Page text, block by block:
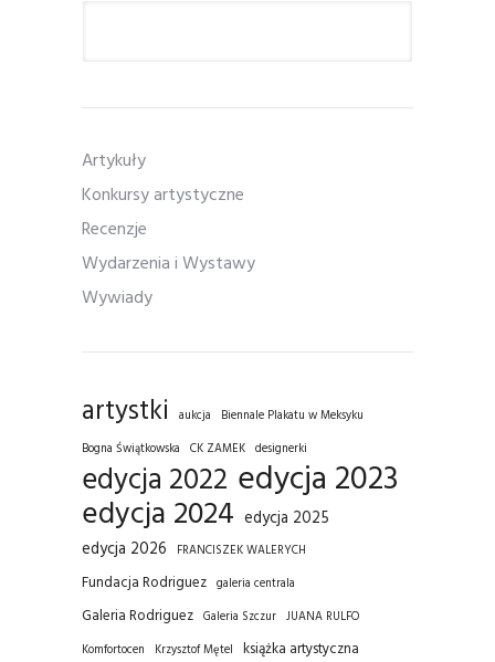
Artykuły
Konkursy artystyczne
Recenzje
Wydarzenia i Wystawy
Wywiady
artystki aukcja
Biennale Plakatu w Meksyku
Bogna Świątkowska CK ZAMEK designerki
edycja 2022 edycja 2023
edycja 2024 edycja 2025
edycja 2026
FRANCISZEK WALERYCH
Fundacja Rodriguez galeria centrala
Galeria Rodriguez Galeria Szczur JUANA RULFO
Komfortocen
Krzysztof Mętel książka artystyczna